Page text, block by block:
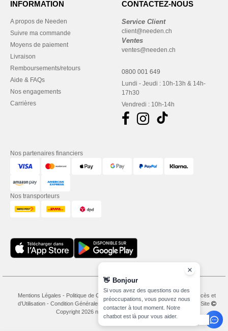
INFORMATION
A propos de Needen
Suivre ma commande
Moyens de paiement
Livraison
Remboursements/retours
Aide & FAQs
Nos engagements
Carrières
CONTACTEZ-NOUS
Service Client
client@needen.ch
Ventes
ventes@needen.ch
0800 001 649
Lundi - Jeudi : 10h-13h & 14h-
17h30
Vendredi : 10h-14h
Nos partenaires financiers
Nos transporteurs
Mentions Légales - Politique de Confidentialité
Conditions Générales d’Accès et
d’Utilisation- Condition Générales d'Achat - Politique de Cookies
Plan du Site
Copyright 2026 needen.ch - Tous droits réservés
👋 Bonjour
Si vous avez des questions ou des
préoccupations, vous pouvez nous
contacter à tout moment. Notre
chatbot est là pour vous aider.